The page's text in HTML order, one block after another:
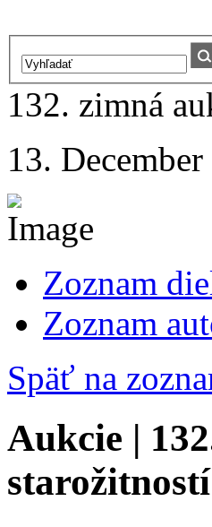
132. zimná
13.
Zoznam
Zoznam
Späť na
Aukcie |
starožitností